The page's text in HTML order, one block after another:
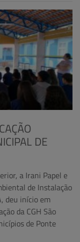
DE
a Irani Papel e
de Instalação
deu início em
da CGH São
de Ponte